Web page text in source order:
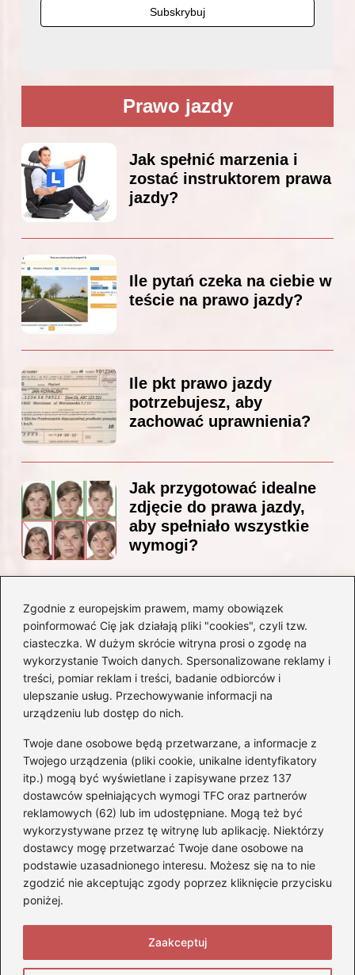
Zgodnie z europejskim prawem, mamy obowiązek
poinformować Cię jak działają pliki "cookies", czyli tzw.
ciasteczka. W dużym skrócie witryna prosi o zgodę na
wykorzystanie Twoich danych. Spersonalizowane reklamy i
treści, pomiar reklam i treści, badanie odbiorców i
ulepszanie usług. Przechowywanie informacji na
urządzeniu lub dostęp do nich.
Twoje dane osobowe będą przetwarzane, a informacje z
Twojego urządzenia (pliki cookie, unikalne identyfikatory
itp.) mogą być wyświetlane i zapisywane przez 137
dostawców spełniających wymogi TFC oraz partnerów
reklamowych (62) lub im udostępniane. Mogą też być
wykorzystywane przez tę witrynę lub aplikację. Niektórzy
dostawcy mogę przetwarzać Twoje dane osobowe na
podstawie uzasadnionego interesu. Możesz się na to nie
zgodzić nie akceptując zgody poprzez kliknięcie przycisku
poniżej.
Zaakceptuj
Prawo jazdy
Jak spełnić marzenia i
zostać instruktorem prawa
jazdy?
Ile pytań czeka na ciebie w
teście na prawo jazdy?
Ile pkt prawo jazdy
potrzebujesz, aby
zachować uprawnienia?
Jak przygotować idealne
zdjęcie do prawa jazdy,
aby spełniało wszystkie
wymogi?
Czy Jarosław Kaczyński
posiada prawo jazdy? Oto
prawda, którą warto znać!
Kategorie
Akumulatory(71)
Benzyna i Diesel(68)
Motocykle(47)
Opony(77)
Prawo jazdy(75)
Samochody(275)
Silniki(83)